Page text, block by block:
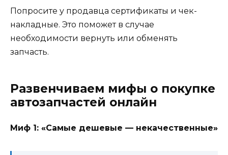
Попросите у продавца сертификаты и чек-
накладные. Это поможет в случае
необходимости вернуть или обменять
запчасть.
Развенчиваем мифы о покупке
автозапчастей онлайн
Миф 1: «Самые дешевые — некачественные»